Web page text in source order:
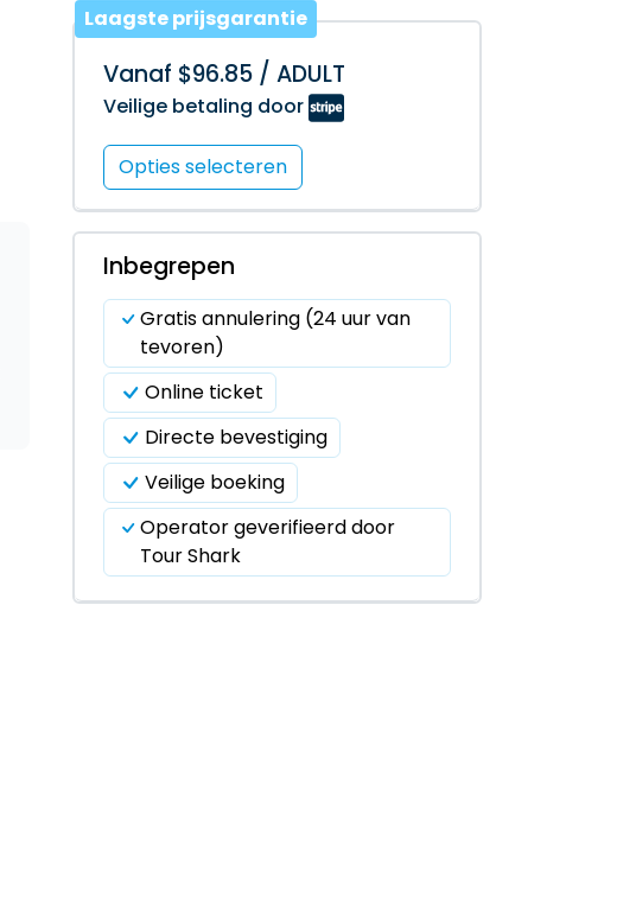
Laagste prijsgarantie
Vanaf $96.85 / ADULT
Veilige betaling door
Opties selecteren
Inbegrepen
Gratis annulering (24 uur van
tevoren)
Online ticket
Directe bevestiging
Veilige boeking
Operator geverifieerd door
Tour Shark